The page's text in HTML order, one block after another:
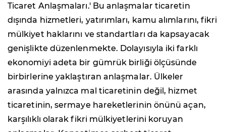
Ticaret Anlaşmaları.' Bu anlaşmalar ticaretin
dışında hizmetleri, yatırımları, kamu alımlarını, fikri
mülkiyet haklarını ve standartları da kapsayacak
genişlikte düzenlenmekte. Dolayısıyla iki farklı
ekonomiyi adeta bir gümrük birliği ölçüsünde
birbirlerine yaklaştıran anlaşmalar. Ülkeler
arasında yalnızca mal ticaretinin değil, hizmet
ticaretinin, sermaye hareketlerinin önünü açan,
karşılıklı olarak fikri mülkiyetlerini koruyan